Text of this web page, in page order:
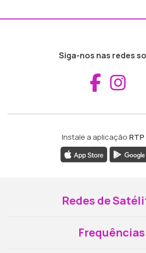
Siga-nos nas redes
Instale a aplicação
Redes de
Frequências